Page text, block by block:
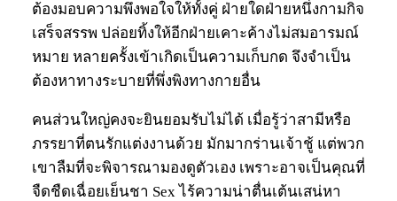
ต้องมอบความพึงพอใจให้ทั้งคู่ ฝ่ายใดฝ่ายหนึ่งกามกิจ
เสร็จสรรพ ปล่อยทิ้งให้อีกฝ่ายเคาะค้างไม่สมอารมณ์
หมาย หลายครั้งเข้าเกิดเป็นความเก็บกด จึงจำเป็น
ต้องหาทางระบายที่พึ่งพิงทางกายอื่น
คนส่วนใหญ่คงจะยินยอมรับไม่ได้ เมื่อรู้ว่าสามีหรือ
ภรรยาที่ตนรักแต่งงานด้วย มักมากร่านเจ้าชู้ แต่พวก
เขาลืมที่จะพิจารณามองดูตัวเอง เพราะอาจเป็นคุณที่
จืดชืดเฉื่อยเย็นชา Sex ไร้ความน่าตื่นเต้นเสน่หา